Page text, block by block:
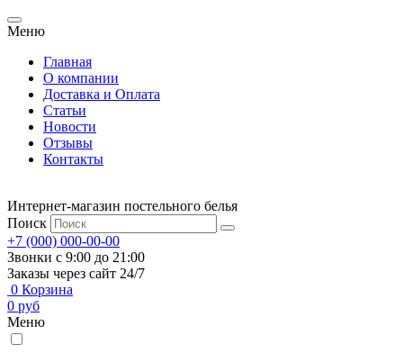
Меню
Главная
О компании
Доставка и Оплата
Статьи
Новости
Отзывы
Контакты
Интернет-магазин постельного белья
Поиск
+7 (000) 000-00-00
Звонки с 9:00 до 21:00
Заказы через сайт 24/7
0 Корзина
0 руб
Меню